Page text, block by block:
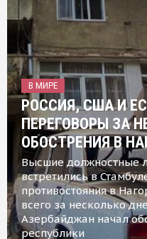
В МИРЕ
РОССИЯ, США И
ПЕРЕГОВОРЫ ЗА
ОБОСТРЕНИЯ В
Высшие должностные
встретились в
противостояния в
всего за несколько
Азербайджан начал
республики